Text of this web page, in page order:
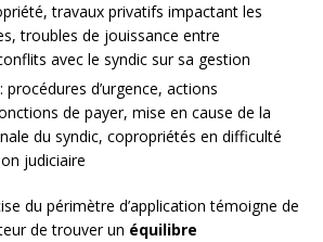
travaux privatifs impactant les
troubles de jouissance entre
avec le syndic sur sa gestion
d’urgence, actions
de payer, mise en cause de la
du syndic, copropriétés en difficulté
judiciaire
du périmètre d’application témoigne de
de trouver un équilibre